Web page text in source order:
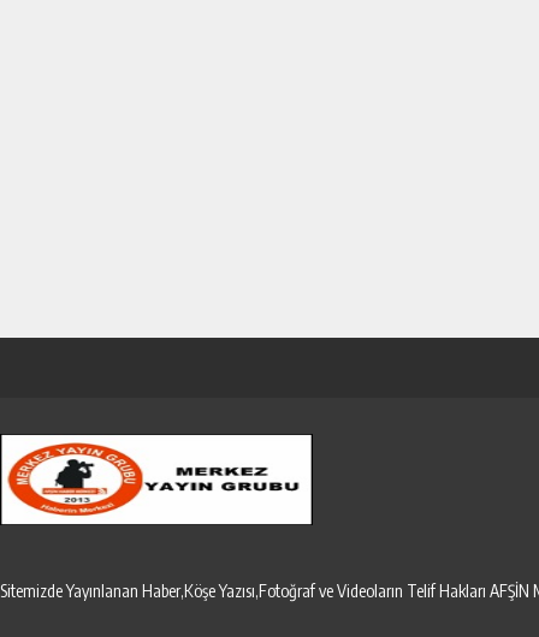
Sitemizde Yayınlanan Haber,Köşe Yazısı,Fotoğraf ve Videoların Telif Hakları